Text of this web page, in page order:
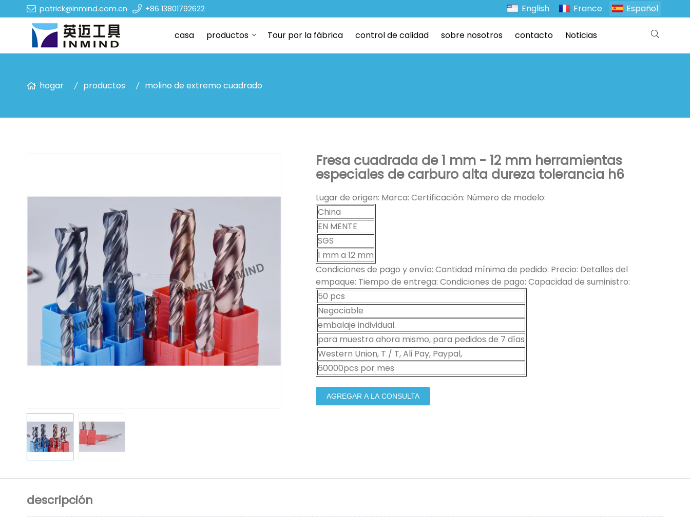
patrick@inmind.com.cn +86 13801792622 English France Español
casa productos Tour por la fábrica control de calidad sobre nosotros contacto Noticias
hogar productos molino de extremo cuadrado
Fresa cuadrada de 1 mm - 12 mm herramientas
especiales de carburo alta dureza tolerancia h6
Lugar de origen: Marca: Certificación: Número de modelo:
China
EN MENTE
SGS
1 mm a 12 mm
Condiciones de pago y envío: Cantidad mínima de pedido: Precio: Detalles del
empaque: Tiempo de entrega: Condiciones de pago: Capacidad de suministro:
50 pcs
Negociable
embalaje individual.
para muestra ahora mismo, para pedidos de 7 días
Western Union, T / T, Ali Pay, Paypal,
60000pcs por mes
AGREGAR A LA CONSULTA
descripción